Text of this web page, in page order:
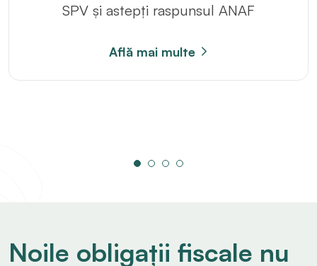
SPV și astepți raspunsul ANAF
Află mai multe
Noile obligații fiscale nu